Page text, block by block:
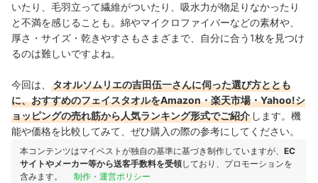
いたり、毛羽立って繊維がついたり、吸水力が物足りなかったり
と不満を感じることも。綿やマイクロファイバーなどの素材や、
厚さ・サイズ・乾きやすさもさまざまで、自分に合う1枚を見つけ
るのは難しいですよね。
今回は、
タオルソムリエの吉田伍一さんに伺った選び方ととも
に、おすすめのフェイスタオルをAmazon・楽天市場・Yahoo!シ
ョッピングの売れ筋から人気ランキング形式でご紹介 します。機
能や価格を比較してみて、ぜひ購入の際の参考にしてください。
本コンテンツはマイベストが独自の基準に基づき制作していますが、 EC
サイトやメーカー等から送客手数料を受領しており、プロモーションを
含みます。
制作・運営ポリシー